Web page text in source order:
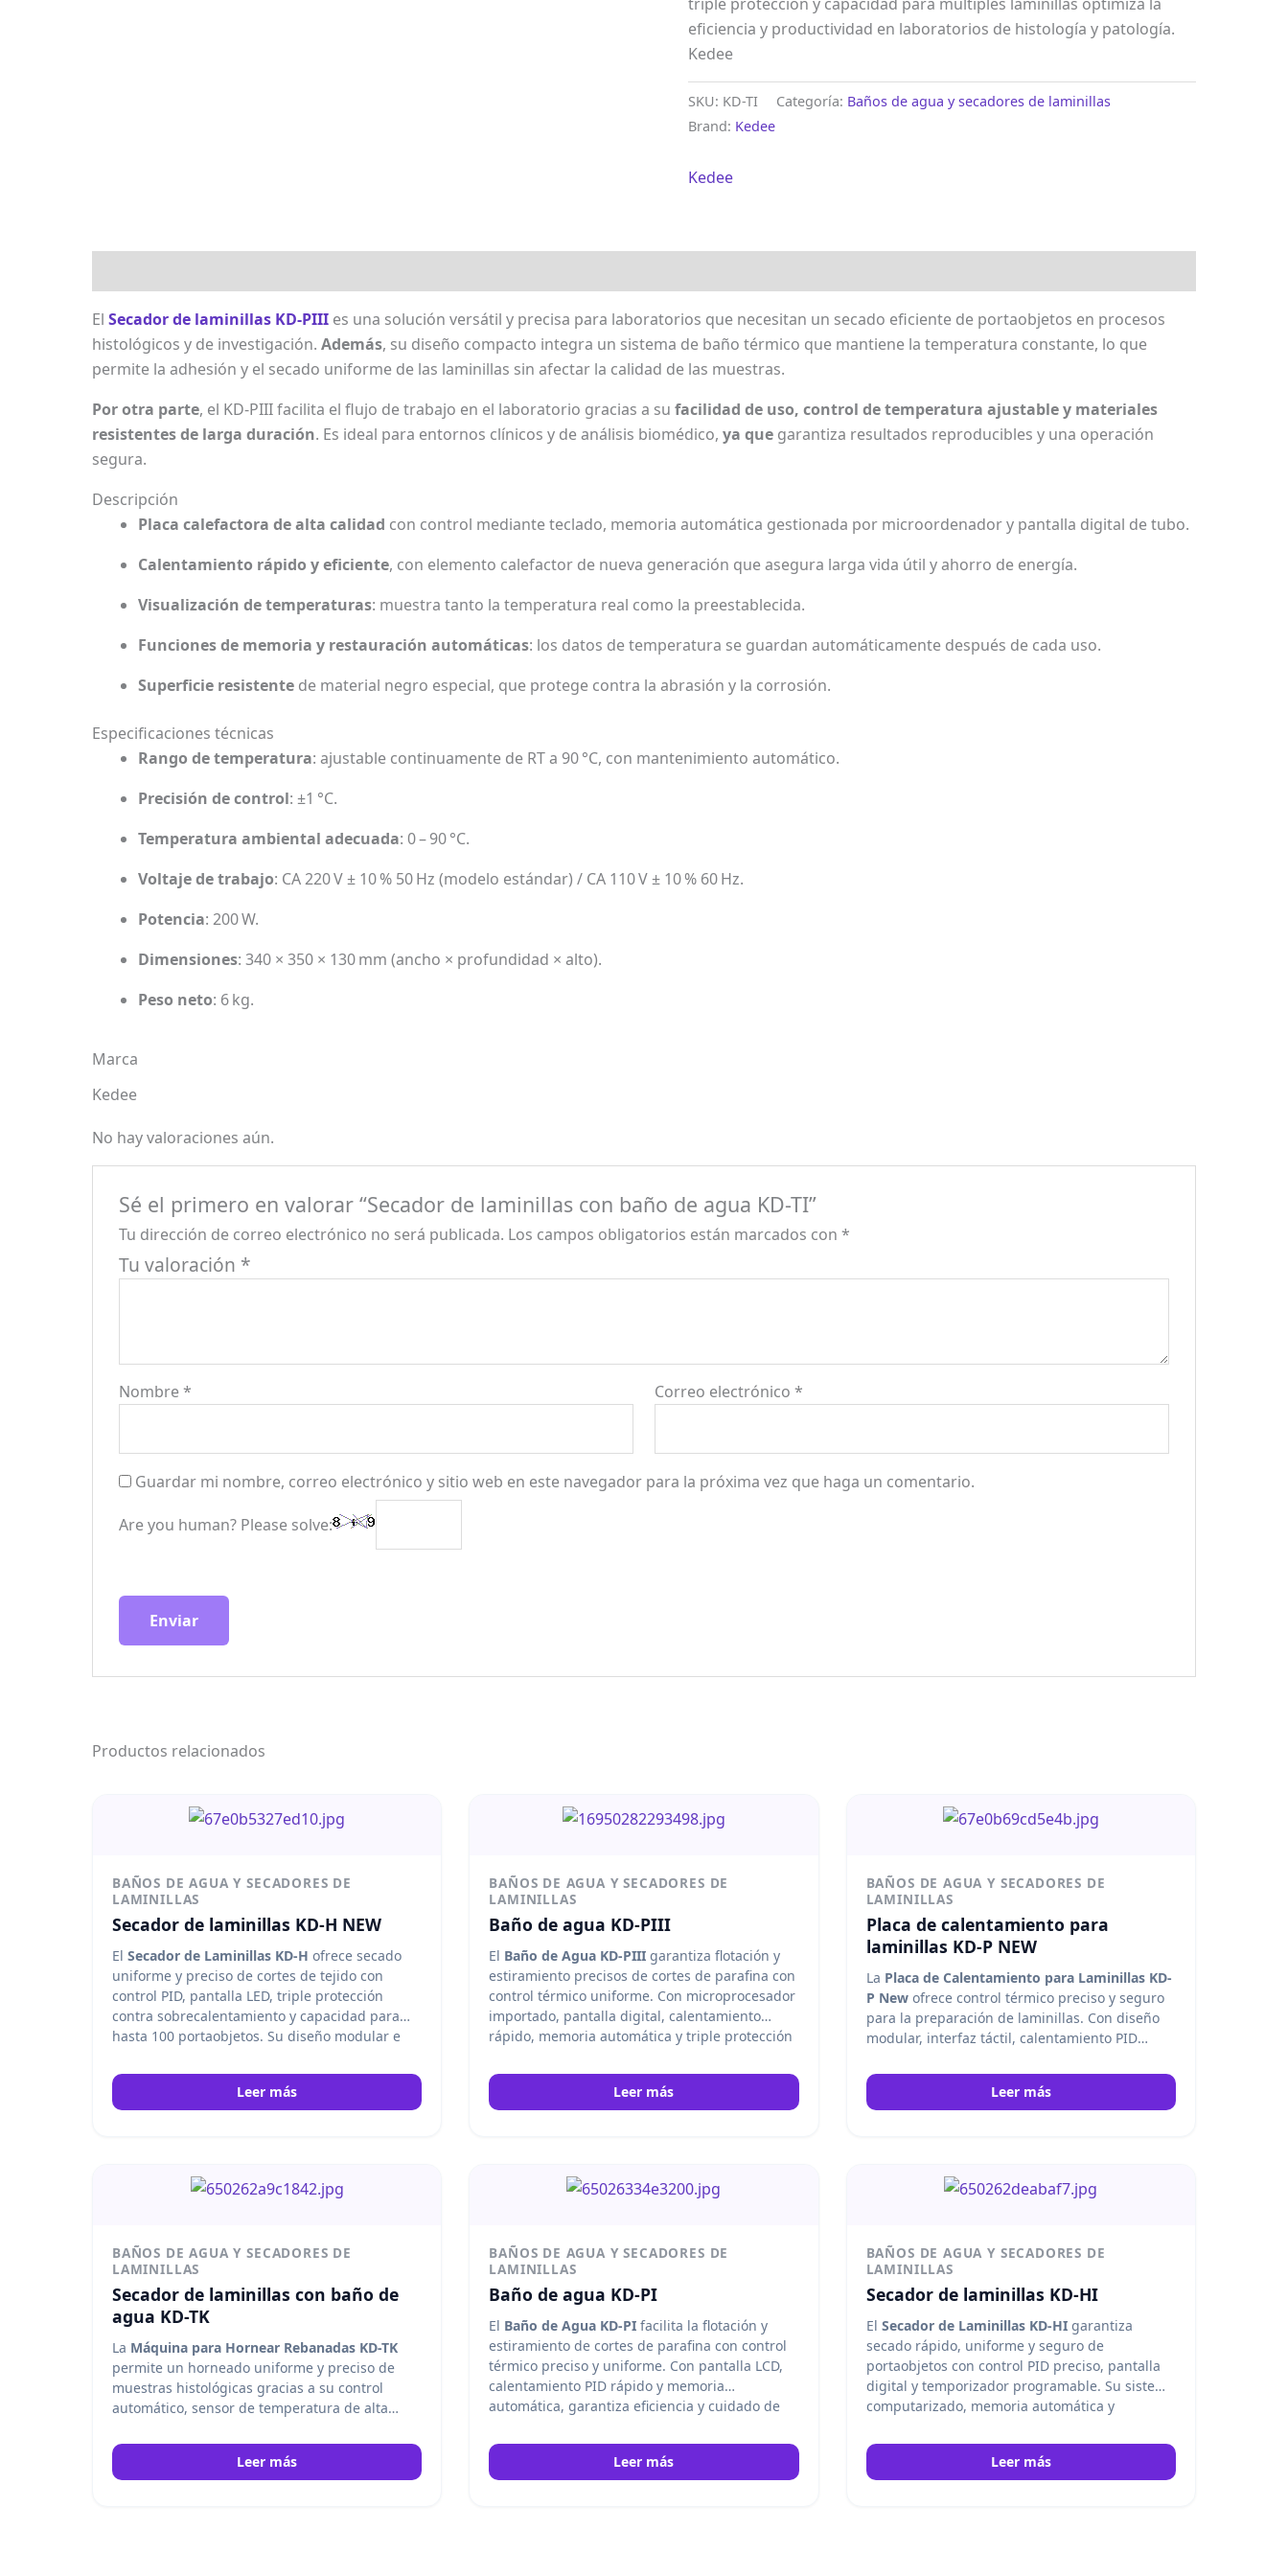
eficiencia y productividad en laboratorios de histología y patología.
Kedee
SKU: KD-TI Categoría: Baños de agua y secadores de laminillas
Brand: Kedee
Kedee
El Secador de laminillas KD‑PIII es una solución versátil y precisa para laboratorios que necesitan un secado eficiente de portaobjetos en procesos
histológicos y de investigación. Además, su diseño compacto integra un sistema de baño térmico que mantiene la temperatura constante, lo que
permite la adhesión y el secado uniforme de las laminillas sin afectar la calidad de las muestras.
Por otra parte, el KD‑PIII facilita el flujo de trabajo en el laboratorio gracias a su facilidad de uso, control de temperatura ajustable y materiales
resistentes de larga duración. Es ideal para entornos clínicos y de análisis biomédico, ya que garantiza resultados reproducibles y una operación
segura.
Descripción
Placa calefactora de alta calidad con control mediante teclado, memoria automática gestionada por microordenador y pantalla digital de tubo.
Calentamiento rápido y eficiente, con elemento calefactor de nueva generación que asegura larga vida útil y ahorro de energía.
Visualización de temperaturas: muestra tanto la temperatura real como la preestablecida.
Funciones de memoria y restauración automáticas: los datos de temperatura se guardan automáticamente después de cada uso.
Superficie resistente de material negro especial, que protege contra la abrasión y la corrosión.
Especificaciones técnicas
Rango de temperatura: ajustable continuamente de RT a 90 °C, con mantenimiento automático.
Precisión de control: ±1 °C.
Temperatura ambiental adecuada: 0 – 90 °C.
Voltaje de trabajo: CA 220 V ± 10 % 50 Hz (modelo estándar) / CA 110 V ± 10 % 60 Hz.
Potencia: 200 W.
Dimensiones: 340 × 350 × 130 mm (ancho × profundidad × alto).
Peso neto: 6 kg.
Marca
Kedee
No hay valoraciones aún.
Sé el primero en valorar “Secador de laminillas con baño de agua KD-TI”
Tu dirección de correo electrónico no será publicada. Los campos obligatorios están marcados con *
Tu valoración *
Nombre* Correo electrónico *
Guardar mi nombre, correo electrónico y sitio web en este navegador para la próxima vez que haga un comentario.
Are you human? Please solve:
Productos relacionados
BAÑOS DE AGUA Y SECADORES DE
LAMINILLAS
Secador de laminillas KD-H NEW
El Secador de Laminillas KD-H ofrece secado
uniforme y preciso de cortes de tejido con
control PID, pantalla LED, triple protección
contra sobrecalentamiento y capacidad para
hasta 100 portaobjetos. Su diseño modular e
laboratorios de histología, patología y análisis
Leer más
BAÑOS DE AGUA Y SECADORES DE
LAMINILLAS
Baño de agua KD-PIII
El Baño de Agua KD-PIII garantiza flotación y
estiramiento precisos de cortes de parafina con
control térmico uniforme. Con microprocesador
importado, pantalla digital, calentamiento
rápido, memoria automática y triple protección
seguridad en laboratorios de histología,
clínicos e investigación. Kedee
Leer más
BAÑOS DE AGUA Y SECADORES DE
LAMINILLAS
Placa de calentamiento para
laminillas KD-P NEW
La Placa de Calentamiento para Laminillas KD-
P Newofrece control térmico preciso y seguro
para la preparación de laminillas. Con diseño
modular, interfaz táctil, calentamiento PID
eficientes y uniformes en laboratorios clínicos e
investigación. KedeeLeer más
BAÑOS DE AGUA Y SECADORES DE
LAMINILLAS
Secador de laminillas con baño de
agua KD-TK
La Máquina para Hornear Rebanadas KD-TK
permite un horneado uniforme y preciso de
muestras histológicas gracias a su control
automático, sensor de temperatura de alta
Leer más
BAÑOS DE AGUA Y SECADORES DE
LAMINILLAS
Baño de agua KD-PI
El Baño de Agua KD-PI facilita la flotación y
estiramiento de cortes de parafina con control
térmico preciso y uniforme. Con pantalla LCD,
calentamiento PID rápido y memoria
automática, garantiza eficiencia y cuidado de
clínicos y de investigación. Kedee
Leer más
BAÑOS DE AGUA Y SECADORES DE
LAMINILLAS
Secador de laminillas KD-HI
El Secador de Laminillas KD-HIgarantiza
secado rápido, uniforme y seguro de
portaobjetos con control PID preciso, pantalla
digital y temporizador programable. Su sistema
computarizado, memoria automática y
laboratorios de histología, patología y análisis
Leer más